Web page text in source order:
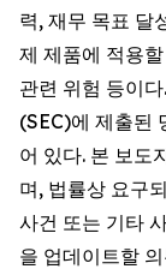
력, 재무 목표 달
제 제품에 적용
관련 위험 등이
(SEC)에 제출된
어 있다. 본 보도
며, 법률상 요구
사건 또는 기타
을 업데이트할